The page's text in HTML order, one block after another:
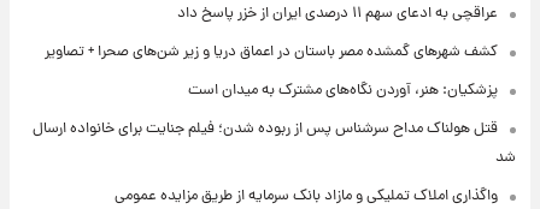
عراقچی به ادعای سهم ۱۱ درصدی ایران از خزر پاسخ داد
کشف شهرهای گمشده مصر باستان در اعماق دریا و زیر شن‌های صحرا + تصاویر
پزشکیان: هنر، آوردن نگاه‌های مشترک به میدان است
قتل هولناک مداح سرشناس پس از ربوده شدن؛ فیلم جنایت برای خانواده ارسال
شد
واگذاری املاک تملیکی و مازاد بانک سرمایه از طریق مزایده عمومی